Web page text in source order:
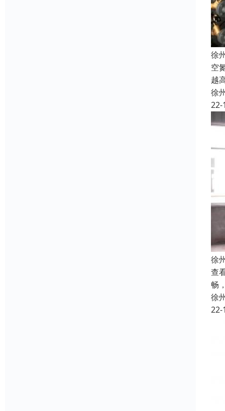
徐
空
越
徐
22-
徐
查
畅
徐
22-